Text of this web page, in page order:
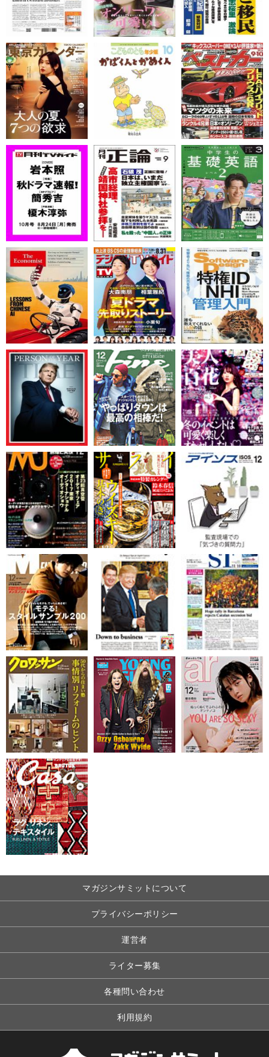
マガジンサミットについて
プライバシーポリシー
運営者
ライター募集
各種問い合わせ
利用規約